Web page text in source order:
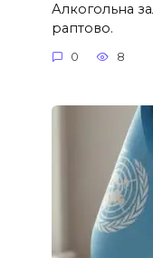
Алкогольна
раптово.
0 8